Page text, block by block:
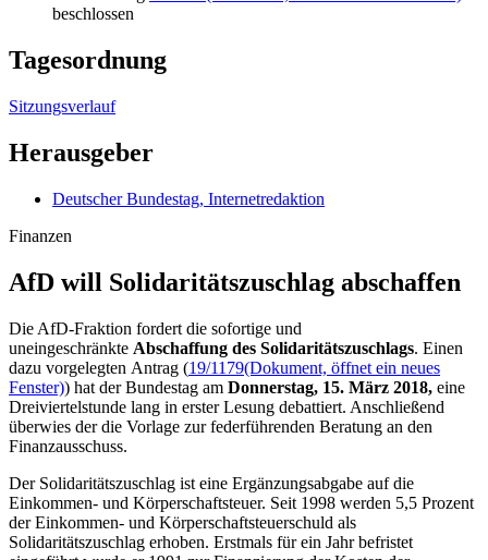
beschlossen
Tagesordnung
Sitzungsverlauf
Herausgeber
Deutscher Bundestag, Internetredaktion
Finanzen
AfD will Solidaritäts­zuschlag abschaffen
Die AfD-Fraktion fordert die sofortige und
uneingeschränkte Abschaffung des Solidaritätszuschlags. Einen
dazu vorgelegten Antrag (19/1179(Dokument, öffnet ein neues
Fenster)) hat der Bundestag am Donnerstag, 15. März 2018, eine
Dreiviertelstunde lang in erster Lesung debattiert. Anschließend
überwies der die Vorlage zur federführenden Beratung an den
Finanzausschuss.
Der Solidaritätszuschlag ist eine Ergänzungsabgabe auf die
Einkommen- und Körperschaftsteuer. Seit 1998 werden 5,5 Prozent
der Einkommen- und Körperschaftsteuerschuld als
Solidaritätszuschlag erhoben. Erstmals für ein Jahr befristet